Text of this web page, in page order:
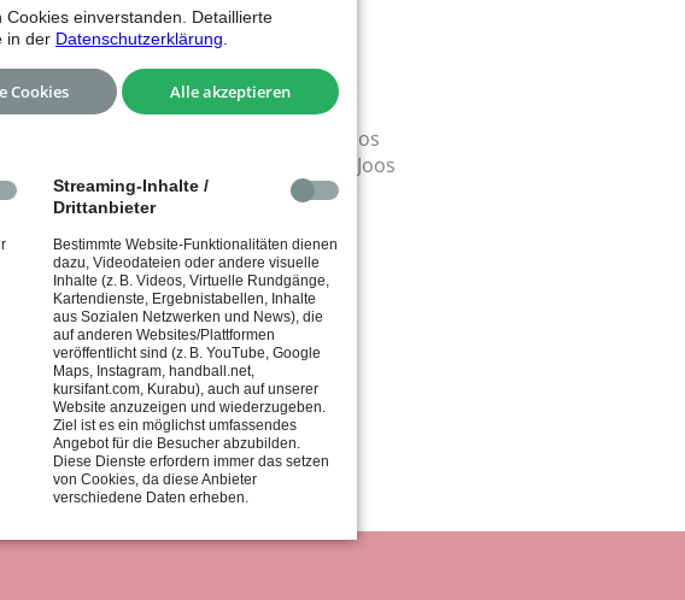
Smit Emil-Daniel Leonte
Stan oder Jacky Joos
D/C mit Anastasia Stan oder Jacky Joos
B/A/S mit Anastasia Stan oder Jacky Joos
einverstanden. Detaillierte
in der Datenschutzerklärung
Cookies Alle akzeptieren
Streaming-Inhalte /
Drittanbieter
Bestimmte Website-Funktionalitäten dienen
dazu, Videodateien oder andere visuelle
Inhalte (z. B. Videos, Virtuelle Rundgänge,
Kartendienste, Ergebnistabellen, Inhalte
aus Sozialen Netzwerken und News), die
auf anderen Websites/Plattformen
veröffentlicht sind (z. B. YouTube, Google
Maps, Instagram, handball.net,
kursifant.com, Kurabu), auch auf unserer
Website anzuzeigen und wiederzugeben.
Ziel ist es ein möglichst umfassendes
Angebot für die Besucher abzubilden.
Diese Dienste erfordern immer das setzen
von Cookies, da diese Anbieter
verschiedene Daten erheben.